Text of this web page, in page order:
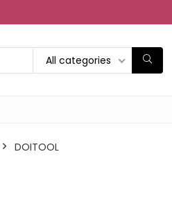
All categories
‎DOITOOL